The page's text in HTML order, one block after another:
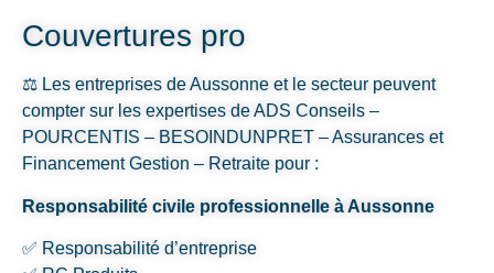
Couvertures pro
⚖️ Les entreprises de Aussonne et le secteur peuvent
compter sur les expertises de ADS Conseils –
POURCENTIS – BESOINDUNPRET – Assurances et
Financement Gestion – Retraite pour :
Responsabilité civile professionnelle à Aussonne
✅ Responsabilité d’entreprise